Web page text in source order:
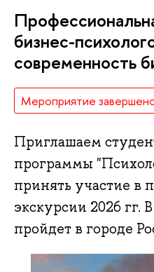
бизнес-
современность
Мероприятие
Приглашаем
программы
принять участие в
экскурсии 2026 гг.
пройдет в городе